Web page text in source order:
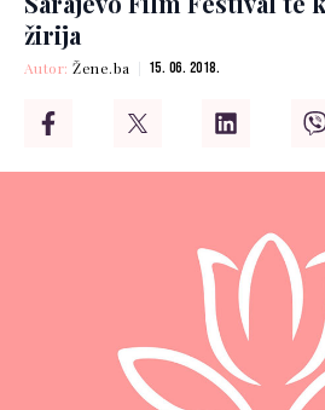
žirija
Autor:Žene.ba 15. 06. 2018.